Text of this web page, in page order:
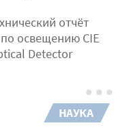
отчёт
освещению CIE
Detector
НАУКА